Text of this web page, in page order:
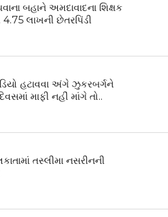
બહાને અમદાવાદના શિક્ષક
લાખની છેતરપિંડી
હટાવવા અંગે ઝુકરબર્ગને
માફી નહીં માંગે તો..
તસ્લીમા નસરીનની